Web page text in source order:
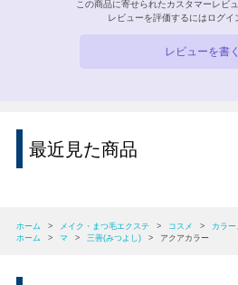
この商品に寄せられたカスタマーレビ
レビューを評価するには ログイ
レビューを書く
最近見た商品
ホーム > メイク・まつ毛エクステ > コスメ > カラー
ホーム
> マ > 三善(みつよし) > アクアカラー